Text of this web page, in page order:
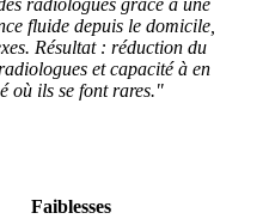
fluide depuis le domicile,
Résultat : réduction du
et capacité à en
où ils se font rares."
Faiblesses